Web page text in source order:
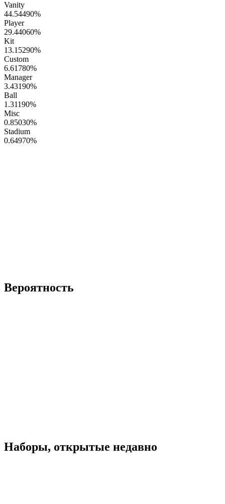
Vanity
44.54490%
Player
29.44060%
Kit
13.15290%
Custom
6.61780%
Manager
3.43190%
Ball
1.31190%
Misc
0.85030%
Stadium
0.64970%
Вероятность
Наборы, открытые недавно